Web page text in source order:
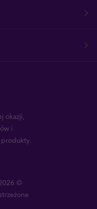
okazji,
i
produkty.
©